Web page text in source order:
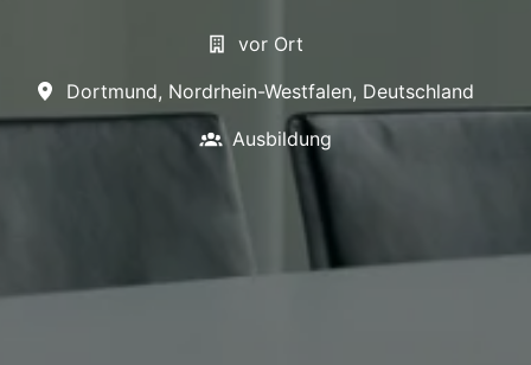
vor Ort
Dortmund, Nordrhein-Westfalen, Deutschland
Ausbildung